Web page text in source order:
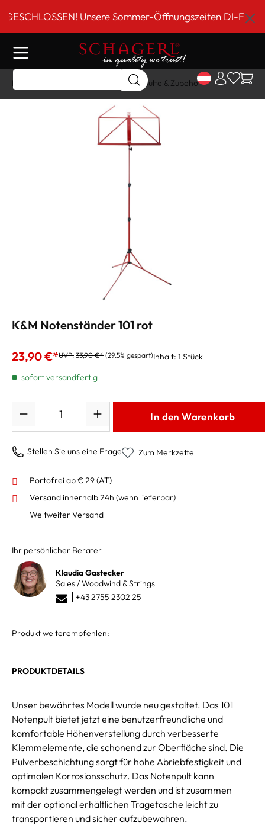
springenUnsere Sommer-Öffnungszeiten DI-FR 9
Home Notenpulte & Zubehör
K&M Notenständer 101 rot
23,90 €*UVP: 33,90 €* (29.5% gespart)Inhalt: 1 Stück
sofort versandfertig
In den Warenkorb
Stellen Sie uns eine Frage Zum Merkzettel
Portofrei ab € 29 (AT)
Versand innerhalb 24h (wenn lieferbar)
Weltweiter Versand
Ihr persönlicher Berater
Klaudia Gastecker
Sales / Woodwind & Strings
+43 2755 2302 25
Produkt weiterempfehlen:
PRODUKTDETAILS
Unser bewährtes Modell wurde neu gestaltet. Das 101
Notenpult bietet jetzt eine benutzerfreundliche und
komfortable Höhenverstellung durch verbesserte
Klemmelemente, die schonend zur Oberfläche sind. Die
Pulverbeschichtung sorgt für hohe Abriebfestigkeit und
optimalen Korrosionsschutz. Das Notenpult kann
kompakt zusammengelegt werden und ist zusammen
mit der optional erhältlichen Tragetasche leicht zu
transportieren und sicher aufzubewahren.